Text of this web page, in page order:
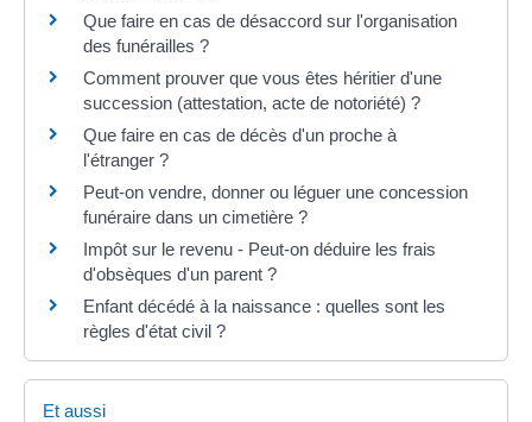
Que faire en cas de désaccord sur l'organisation
des funérailles ?
Comment prouver que vous êtes héritier d'une
succession (attestation, acte de notoriété) ?
Que faire en cas de décès d'un proche à
l'étranger ?
Peut-on vendre, donner ou léguer une concession
funéraire dans un cimetière ?
Impôt sur le revenu - Peut-on déduire les frais
d'obsèques d'un parent ?
Enfant décédé à la naissance : quelles sont les
règles d'état civil ?
Et aussi